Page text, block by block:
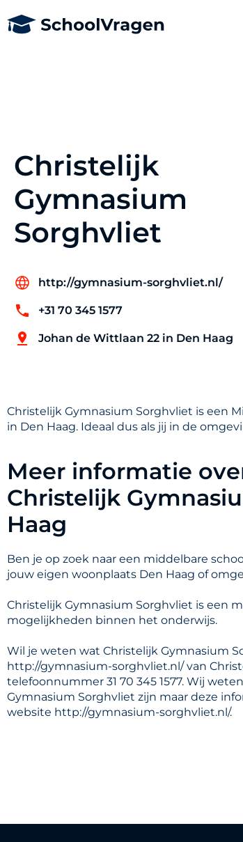
Christelijk
Gymnasium
Sorghvliet
http://gymnasium-sorghvliet.nl/
+31 70 345 1577
Johan de Wittlaan 22 in Den Haag
Christelijk Gymnasium Sorghvliet is een
in Den Haag. Ideaal dus als jij in de
Meer informatie
Christelijk
Haag
Ben je op zoek naar een middelbare
jouw eigen woonplaats Den Haag of
Christelijk Gymnasium Sorghvliet is een
mogelijkheden binnen het onderwijs.
Wil je weten wat Christelijk Gymnasium
http://gymnasium-sorghvliet.nl/ van
telefoonnummer 31 70 345 1577. Wij
Gymnasium Sorghvliet zijn maar deze
website http://gymnasium-sorghvliet.nl/.